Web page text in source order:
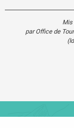
Mis
par Office de